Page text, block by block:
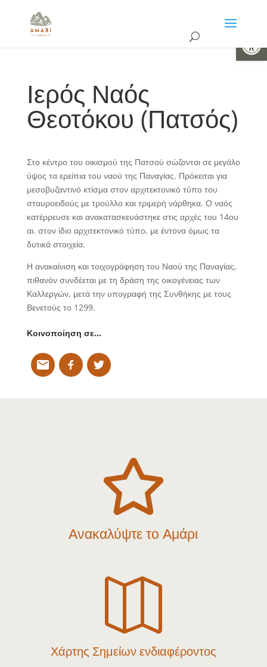
Ιερός Ναός
Θεοτόκου (Πατσός)
Στο κέντρο του οικισμού της Πατσού σώζονται σε μεγάλο
ύψος τα ερείπια του ναού της Παναγίας. Πρόκειται για
μεσοβυζαντινό κτίσμα στον αρχιτεκτονικό τύπο του
σταυροειδούς με τρούλλο και τριμερή νάρθηκα. Ο ναός
κατέρρευσε και ανακατασκευάστηκε στις αρχές του 14ου
αι. στον ίδιο αρχιτεκτονικό τύπο, με έντονα όμως τα
δυτικά στοιχεία.
Η ανακαίνιση και τοιχογράφηση του Ναού της Παναγίας,
πιθανόν συνδέεται με τη δράση της οικογένειας των
Καλλεργών, μετά την υπογραφή της Συνθήκης με τους
Βενετούς το 1299.
Κοινοποίηση σε…

Ανακαλύψτε το Αμάρι

Χάρτης Σημείων ενδιαφέροντος